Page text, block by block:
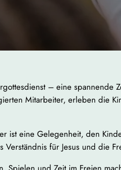
– eine spannende
Mitarbeiter, erleben die
ist eine Gelegenheit, den
für Jesus und die